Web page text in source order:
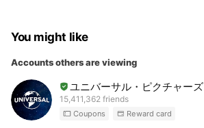
You might like
Accounts others are viewing
ユニバーサル・ピクチャーズ
15,411,362 friends
Coupons Reward card